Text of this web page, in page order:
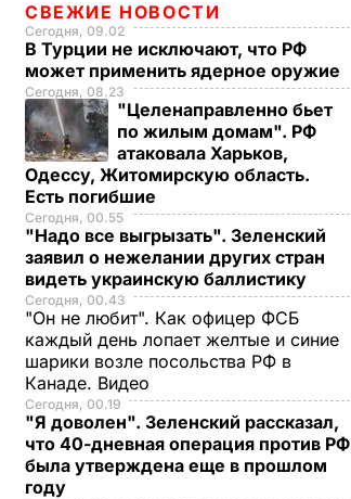
СВЕЖИЕ НОВОСТИ
Сегодня, 09.02
В Турции не исключают, что РФ
может применить ядерное оружие
Сегодня, 08.23
"Целенаправленно бьет
по жилым домам". РФ
атаковала Харьков,
Одессу, Житомирскую область.
Есть погибшие
Сегодня, 00.55
"Надо все выгрызать". Зеленский
заявил о нежелании других стран
видеть украинскую баллистику
Сегодня, 00.43
"Он не любит". Как офицер ФСБ
каждый день лопает желтые и синие
шарики возле посольства РФ в
Канаде. Видео
Сегодня, 00.19
"Я доволен". Зеленский рассказал,
что 40-дневная операция против РФ
была утверждена еще в прошлом
году